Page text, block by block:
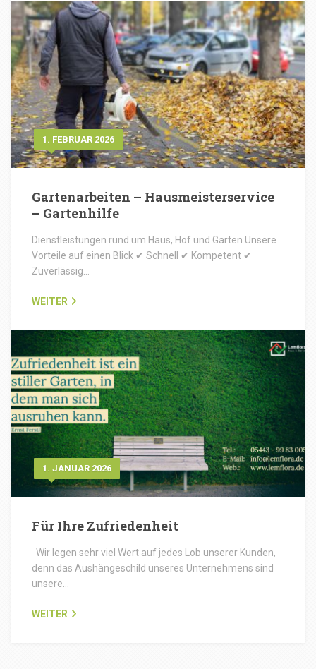
1. FEBRUAR 2026
Gartenarbeiten – Hausmeisterservice
– Gartenhilfe
Dienstleistungen rund um Haus, Hof und Garten Unsere
Vorteile auf einen Blick ✔ Schnell ✔ Kompetent ✔
Zuverlässig…
WEITER
1. JANUAR 2026
Für Ihre Zufriedenheit
Wir legen sehr viel Wert auf jedes Lob unserer Kunden,
denn das Aushängeschild unseres Unternehmens sind
unsere…
WEITER